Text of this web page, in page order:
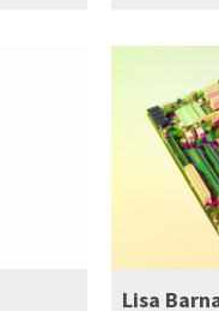
Lisa